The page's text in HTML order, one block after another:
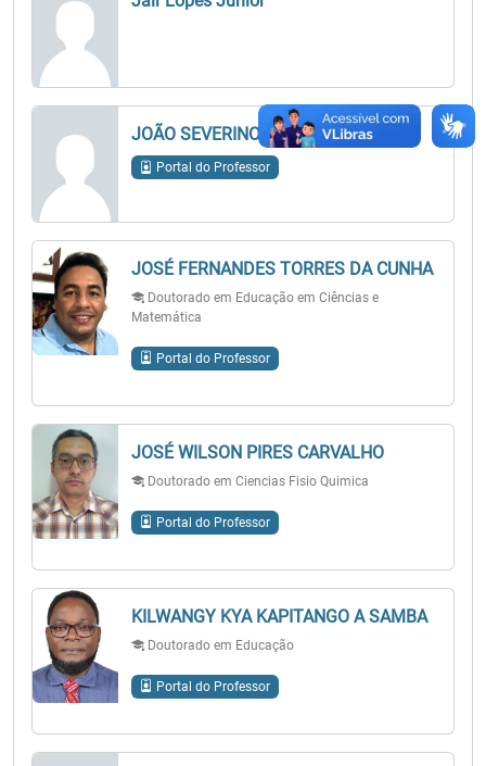
JOÃO SEVERINO FILHO
Portal do Professor
JOSÉ FERNANDES TORRES DA CUNHA
Doutorado em Educação em Ciências e
Matemática
Portal do Professor
JOSÉ WILSON PIRES CARVALHO
Doutorado em Ciencias Fisio Quimica
Portal do Professor
KILWANGY KYA KAPITANGO A SAMBA
Doutorado em Educação
Portal do Professor